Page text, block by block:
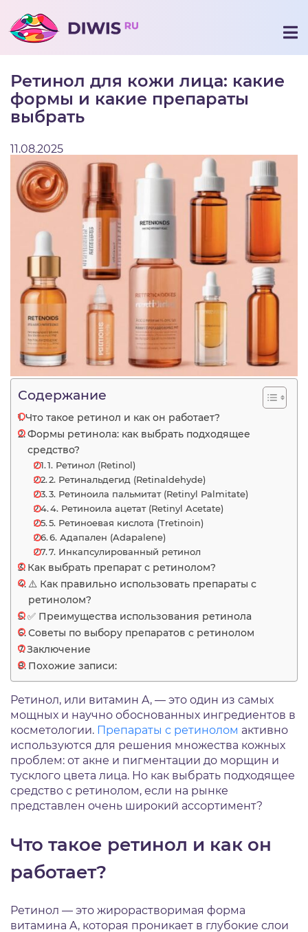
Ретинол для кожи лица: какие
формы и какие препараты
выбрать
11.08.2025
Содержание
Что такое ретинол и как он работает?
Формы ретинола: как выбрать подходящее
средство?
1. Ретинол (Retinol)
2. Ретинальдегид (Retinaldehyde)
3. Ретиноила пальмитат (Retinyl Palmitate)
4. Ретиноила ацетат (Retinyl Acetate)
5. Ретиноевая кислота (Tretinoin)
6. Адапален (Adapalene)
7. Инкапсулированный ретинол
Как выбрать препарат с ретинолом?
⚠️ Как правильно использовать препараты с
ретинолом?
✅ Преимущества использования ретинола
Советы по выбору препаратов с ретинолом
Заключение
Похожие записи:
Ретинол, или витамин A, — это один из самых
мощных и научно обоснованных ингредиентов в
косметологии. Препараты с ретинолом активно
используются для решения множества кожных
проблем: от акне и пигментации до морщин и
тусклого цвета лица. Но как выбрать подходящее
средство с ретинолом, если на рынке
представлен очень широкий ассортимент?
Что такое ретинол и как он
работает?
Ретинол — это жирорастворимая форма
витамина A, которая проникает в глубокие слои